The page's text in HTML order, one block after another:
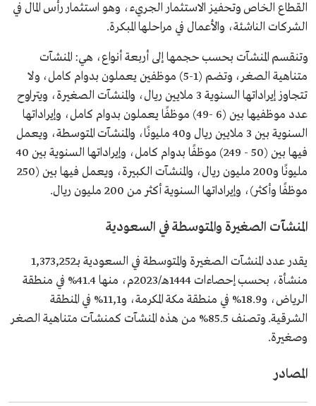
القطاع الخاص وتحفيز الاستثمار الجريء، وهو استثمار رأس المال في
الشركات الناشئة، والأعمال في مراحلها المبكرة.
وتنقسم المنشآت بحسب حجمها إلى أربعة أنواع، هي: المنشآت
متناهية الصغر، وتضم (1-5) موظفين يعملون بدوام كامل، ولا
تتجاوز إيراداتها السنوية 3 ملايين ريال، والمنشآت الصغيرة، ويتراوح
عدد موظفيها بين (6 -49) موظفًا يعملون بدوام كامل، وإيراداتها
السنوية بين 3 ملايين ريال و40 مليونًا، والمنشآت المتوسطة، ويعمل
فيها بين (50 - 249) موظفًا بدوام كامل، وإيراداتها السنوية بين 40
مليونًا و200 مليون ريال، والمنشآت الكبيرة، ويعمل فيها بين (250
موظفًا وأكثر)، وإيراداتها السنوية أكثر من 200 مليون ريال.
المنشآت الصغيرة والمتوسطة في السعودية
يقدر عدد المنشآت الصغيرة والمتوسطة في السعودية بـ1,373,252
منشأة، بحسب إحصاءات 1444هـ/2023م، منها 41.4% في منطقة
الرياض، و18.9% في منطقة مكة المكرمة، و11,1% في المنطقة
الشرقية. وتصنف 85.5% من هذه المنشآت كمنشآت متناهية الصغر
وصغيرة.
المصادر